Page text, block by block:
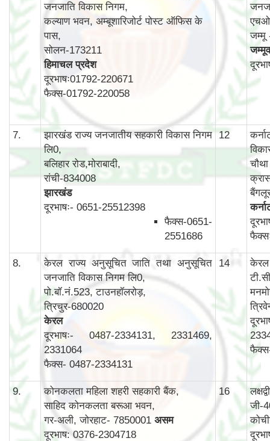
जनजाति विकास निगम,
कल्याण भवन, अम्बूशारिजोर्ट पोस्ट ऑफिस के
पास,
सोलन-173211
हिमाचल प्रदेश
दूरभाषः01792-220671
फैक्स-01792-220058
एचओ
जम्मू
7.
झारखंड राज्य जनजातीय सहकारी विकास निगम
लि0,
बलिहार रोड,मोराबादी,
रांची-834008
झारखंड
दूरभाषः- 0651-25512398
फैक्स-0651-
2551686
12
8.
केरल राज्य अनुसूचित जाति तथा अनुसूचित
जनजाति विकास निगम लि0,
पो.बॉ.नं.523, टाउनहॉलरोड़,
त्रिचुर-680020
केरल
दूरभाषः- 0487-2334131, 2331469,
2331064
फैक्स- 0487-2334131
14
केरल
9.
कोनकलता महिला शहरी सहकारी बैंक,
साहिद कोनकलता बरूआ भवन,
गर-अली, जोरहाट- 7850001 असम
दूरभाष: 0376-2304718
16
जी-